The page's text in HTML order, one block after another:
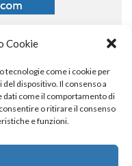
Cookie
tecnologie come i cookie per
dispositivo. Il consenso a
dati come il comportamento di
o ritirare il consenso
e funzioni.
2024